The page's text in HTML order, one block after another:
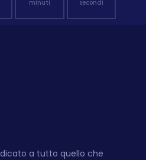
minuti secondi
a tutto quello che